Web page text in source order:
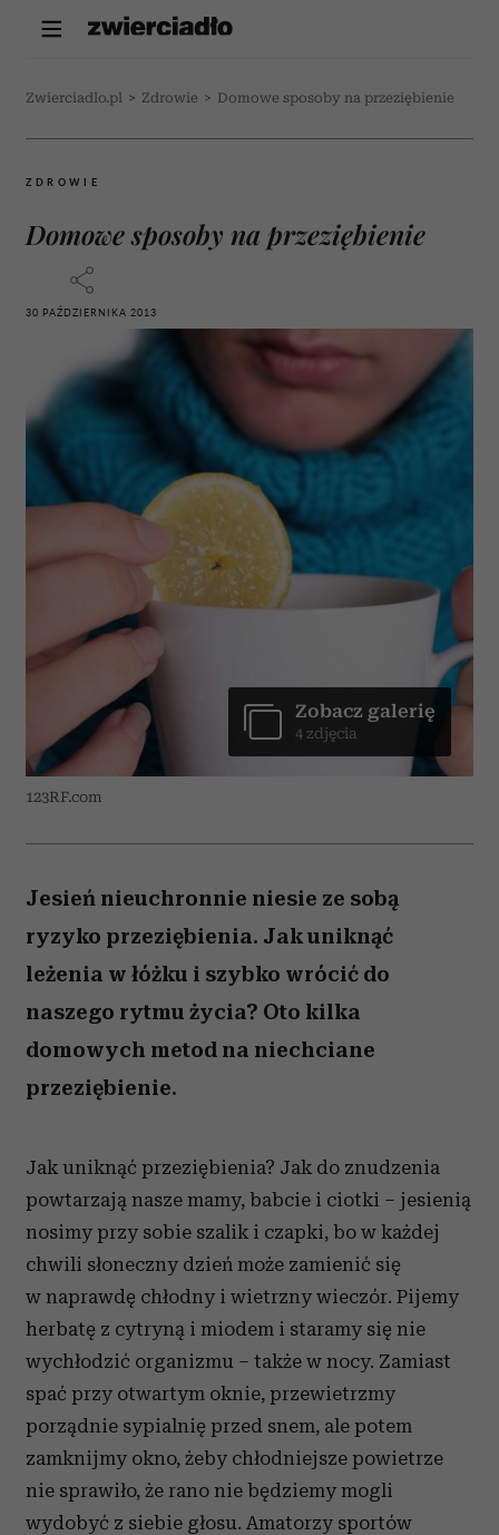
Zwierciadlo.pl > Zdrowie > Domowe sposoby na przeziębienie
ZDROWIE
Domowe sposoby na przeziębienie
30 PAŹDZIERNIKA 2013
123RF.com
Zobacz galerię
4 zdjęcia
Jesień nieuchronnie niesie ze sobą
ryzyko przeziębienia. Jak uniknąć
leżenia w łóżku i szybko wrócić do
naszego rytmu życia? Oto kilka
domowych metod na niechciane
przeziębienie.
Jak uniknąć przeziębienia? Jak do znudzenia
powtarzają nasze mamy, babcie i ciotki – jesienią
nosimy przy sobie szalik i czapki, bo w każdej
chwili słoneczny dzień może zamienić się
w naprawdę chłodny i wietrzny wieczór. Pijemy
herbatę z cytryną i miodem i staramy się nie
wychłodzić organizmu – także w nocy. Zamiast
spać przy otwartym oknie, przewietrzmy
porządnie sypialnię przed snem, ale potem
zamknijmy okno, żeby chłodniejsze powietrze
nie sprawiło, że rano nie będziemy mogli
wydobyć z siebie głosu. Amatorzy sportów